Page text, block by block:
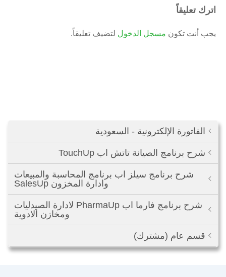
الفاتورة الإلكترونية - السعودية
شرح برنامج الصيانة تاتش اب TouchUp
شرح برنامج سيلز اب برنامج المحاسبة والمبيعات
وادارة المخزون SalesUp
شرح برنامج فارما اب PharmaUp لادارة الصيدليات
ومخازن الادوية
قسم عام (مشترك)
اترك تعليقاً
يجب أنت تكون مسجل الدخول لتضيف تعليقاً.